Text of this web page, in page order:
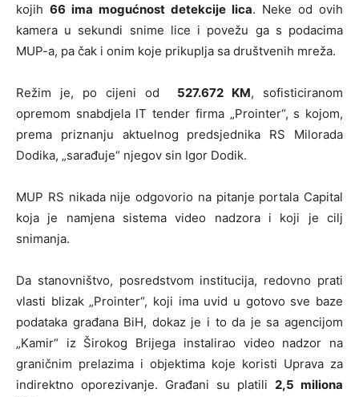
kojih 66 ima mogućnost detekcije lica. Neke od ovih
kamera u sekundi snime lice i povežu ga s podacima
MUP-a, pa čak i onim koje prikuplja sa društvenih mreža.
Režim je, po cijeni od 527.672 KM, sofisticiranom
opremom snabdjela IT tender firma „Prointer“, s kojom,
prema priznanju aktuelnog predsjednika RS Milorada
Dodika, „sarađuje“ njegov sin Igor Dodik.
MUP RS nikada nije odgovorio na pitanje portala Capital
koja je namjena sistema video nadzora i koji je cilj
snimanja.
Da stanovništvo, posredstvom institucija, redovno prati
vlasti blizak „Prointer“, koji ima uvid u gotovo sve baze
podataka građana BiH, dokaz je i to da je sa agencijom
„Kamir“ iz Širokog Brijega instalirao video nadzor na
graničnim prelazima i objektima koje koristi Uprava za
indirektno oporezivanje. Građani su platili 2,5 miliona